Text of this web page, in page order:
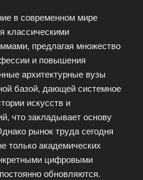
в современном мире
классическими
предлагая множество
и повышения
архитектурные вузы
базой, дающей системное
искусств и
что закладывает основу
рынок труда сегодня
только академических
цифровыми
обновляются.